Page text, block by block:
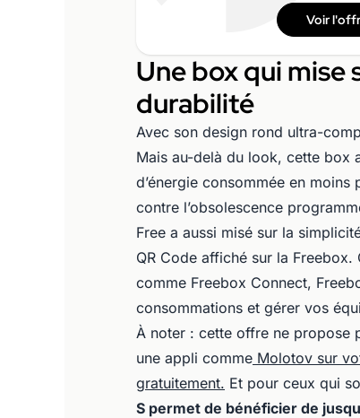
Voir
Une box qui mise
durabilité
Avec son design rond ultra-
Mais au-delà du look, cette box
d’énergie consommée en moins
contre l’obsolescence
Free a aussi misé sur la
QR Code affiché sur la
comme Freebox Connect,
consommations et gérer vos
À noter : cette offre ne propose
une appli comme Molotov sur
gratuitement. Et pour ceux qui
S permet de bénéficier de